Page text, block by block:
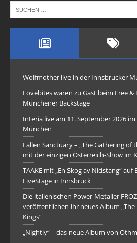
Wolfmother live in der Innsbrucker
Lovebites waren zu Gast beim Free &
Münchener Backstage
Interia live am 11. September 2026 im
München
Fallen Sanctuary – „The Gathering of
mit der einzigen Österreich-Show im
TAAKE mit „En Skog av Nidstang“ auf
LiveStage in Innsbruck
Die italienischen Power-Metaller
veröffentlichen ihr neues Album
Kings“
„Nightly“ – das neue Album von